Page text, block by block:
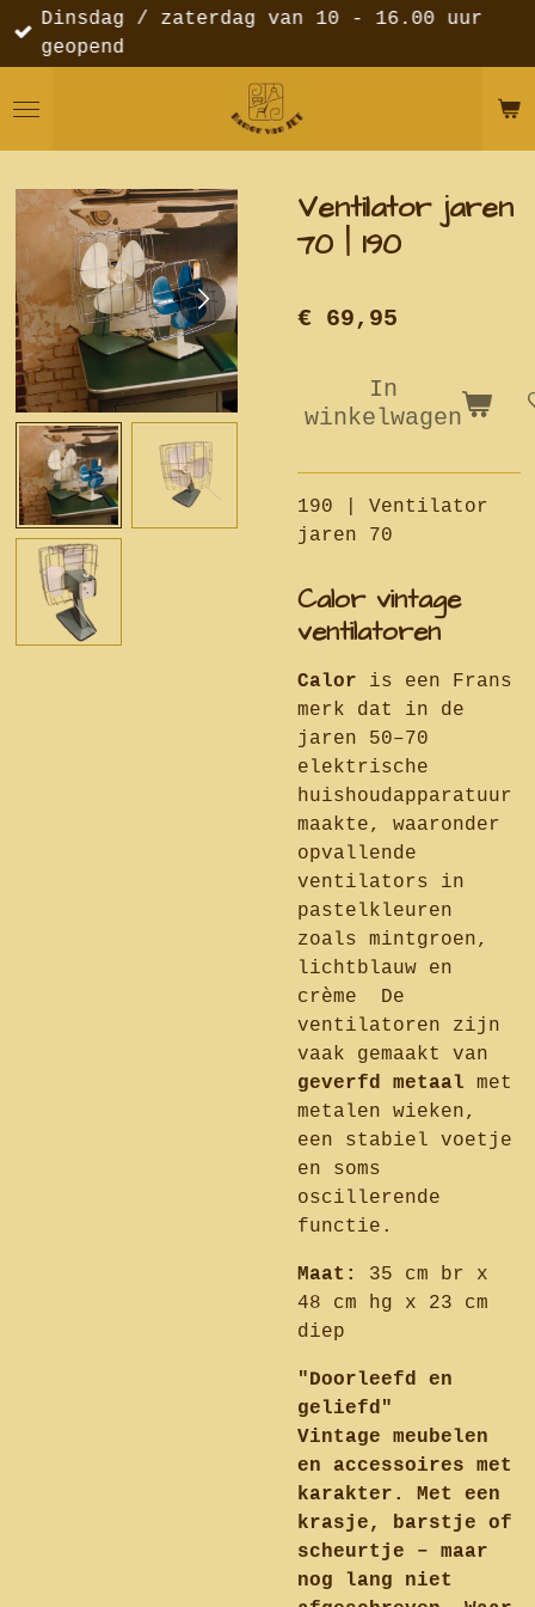
Ga
direct
de
Dinsdag / zaterdag van 10 - 16.00 uur
geopend
Ventilator jaren
70 | 190
€ 69,95
In
winkelwagen
190 | Ventilator
jaren 70
Calor vintage
ventilatoren
Calor is een Frans
merk dat in de
jaren 50–70
elektrische
huishoudapparatuur
maakte, waaronder
opvallende
ventilators in
pastelkleuren
zoals mintgroen,
lichtblauw en
crème
De
ventilatoren zijn
vaak gemaakt van
geverfd metaal met
metalen wieken,
een stabiel voetje
en soms
oscillerende
functie.
Maat:
35 cm br x
48 cm hg x 23 cm
diep
"Doorleefd en
geliefd"
Vintage meubelen
en accessoires met
karakter. Met een
krasje, barstje of
scheurtje – maar
nog lang niet